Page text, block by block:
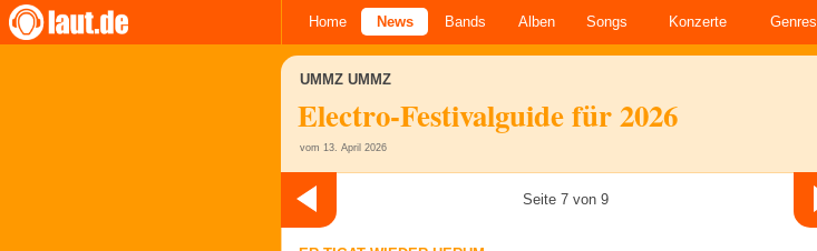
Home News Bands Alben Songs Konzerte Genres
UMMZ UMMZ
Electro-Festivalguide für 2026
vom 13. April 2026
Seite 7 von 9